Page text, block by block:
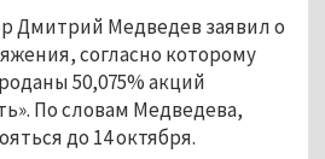
Дмитрий Медведев заявил о
согласно которому
50,075% акций
По словам Медведева,
до 14 октября.